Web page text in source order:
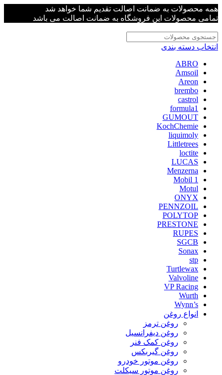
همه محصولات به ضمانت اصالت تقدیم شما خواهد شد
تمامی محصولات این فروشگاه به ضمانت اصالت می باشد
انتخاب دسته بندی
ABRO
Amsoil
Areon
brembo
castrol
formula1
GUMOUT
KochChemie
liquimoly
Littletrees
loctite
LUCAS
Menzerna
Mobil 1
Motul
ONYX
PENNZOIL
POLYTOP
PRESTONE
RUPES
SGCB
Sonax
stp
Turtlewax
Valvoline
VP Racing
Wurth
Wynn’s
انواع روغن
روغن ترمز
روغن دیفرانسیل
روغن کمک فنر
روغن گیربکس
روغن موتور خودرو
روغن موتور سیکلت